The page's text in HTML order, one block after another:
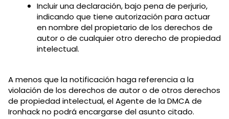
Incluir una declaración, bajo pena de perjurio,
indicando que tiene autorización para actuar
en nombre del propietario de los derechos de
autor o de cualquier otro derecho de propiedad
intelectual.
A menos que la notificación haga referencia a la
violación de los derechos de autor o de otros derechos
de propiedad intelectual, el Agente de la DMCA de
Ironhack no podrá encargarse del asunto citado.